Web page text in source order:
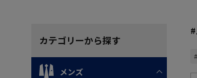
カテゴリーから探す
メンズ